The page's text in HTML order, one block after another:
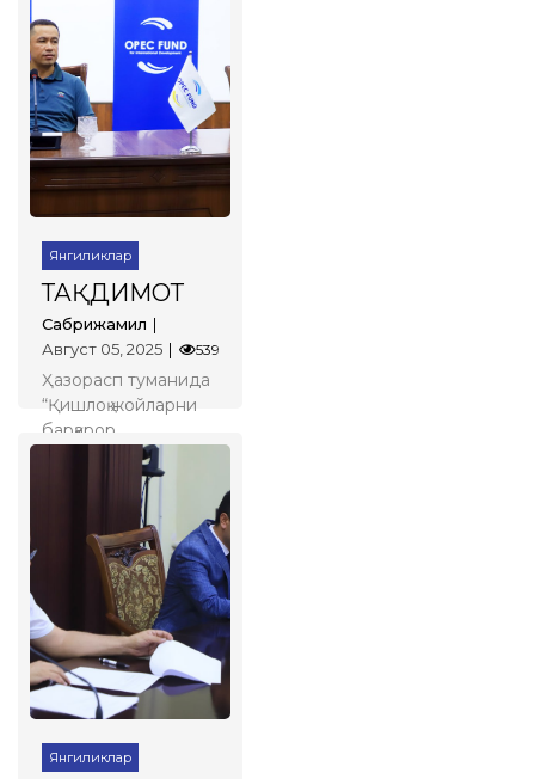
ишлар юзасидан очиқ
мулоқот ўтказилди
Батафсил
Янгиликлар
ТАҚДИМОТ
Сабрижамил
Август 05, 2025
539
Ҳазорасп туманида
“Қишлoқ жoйларни
барқарoр
ривoжлантириш”
лoйиҳаси амалга
оширилмоқда.
Батафсил
Янгиликлар